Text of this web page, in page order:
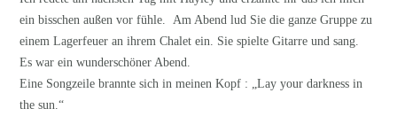
ein bisschen außen vor fühle. Am Abend lud Sie die ganze Gruppe zu
einem Lagerfeuer an ihrem Chalet ein. Sie spielte Gitarre und sang.
Es war ein wunderschöner Abend.
Eine Songzeile brannte sich in meinen Kopf : „Lay your darkness in
the sun.“